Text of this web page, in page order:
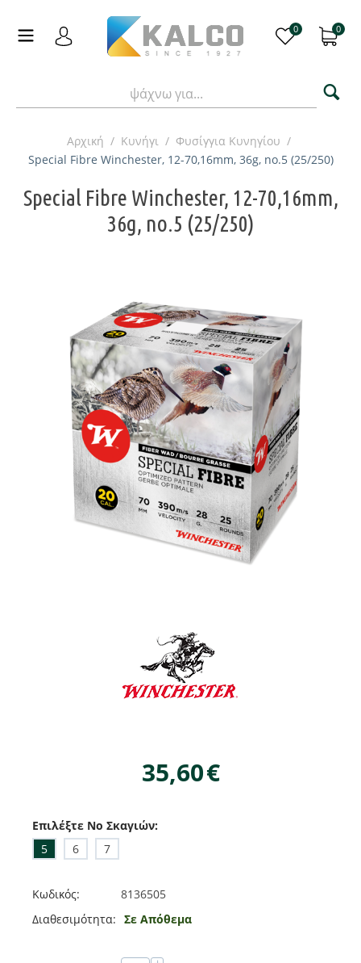
0 0
Αρχική / Κυνήγι / Φυσίγγια Κυνηγίου /
Special Fibre Winchester, 12-70,16mm, 36g, no.5 (25/250)
Special Fibre Winchester, 12-70,16mm,
36g, no.5 (25/250)
35,60€
Επιλέξτε No Σκαγιών:
5
6 7
Κωδικός:
8136505
Διαθεσιμότητα: Σε Απόθεμα